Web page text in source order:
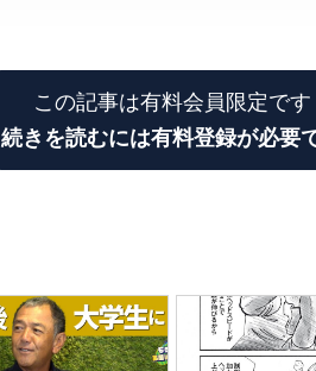
この記事は有料会員限定です
続きを読むには有料登録が必要